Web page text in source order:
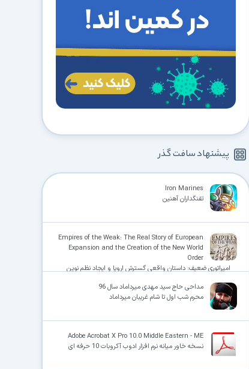
پیشنهاد سافت گذر
Iron Marines
تفنگداران آهنین
Empires of the Weak: The Real Story of European
Expansion and the Creation of the New World
Order
امپراتوری ضعیف: داستان واقعی گسترش اروپا و ایجاد نظم نوین
مداحی حاج سید مهدی میرداماد سال 96
محرم شب اول تا شام غریبان میرداماد
Adobe Acrobat X Pro 10.0 Middle Eastern - ME
نسخه خاور میانه نرم افزار ادوب آکروبات 10 حرفه ای